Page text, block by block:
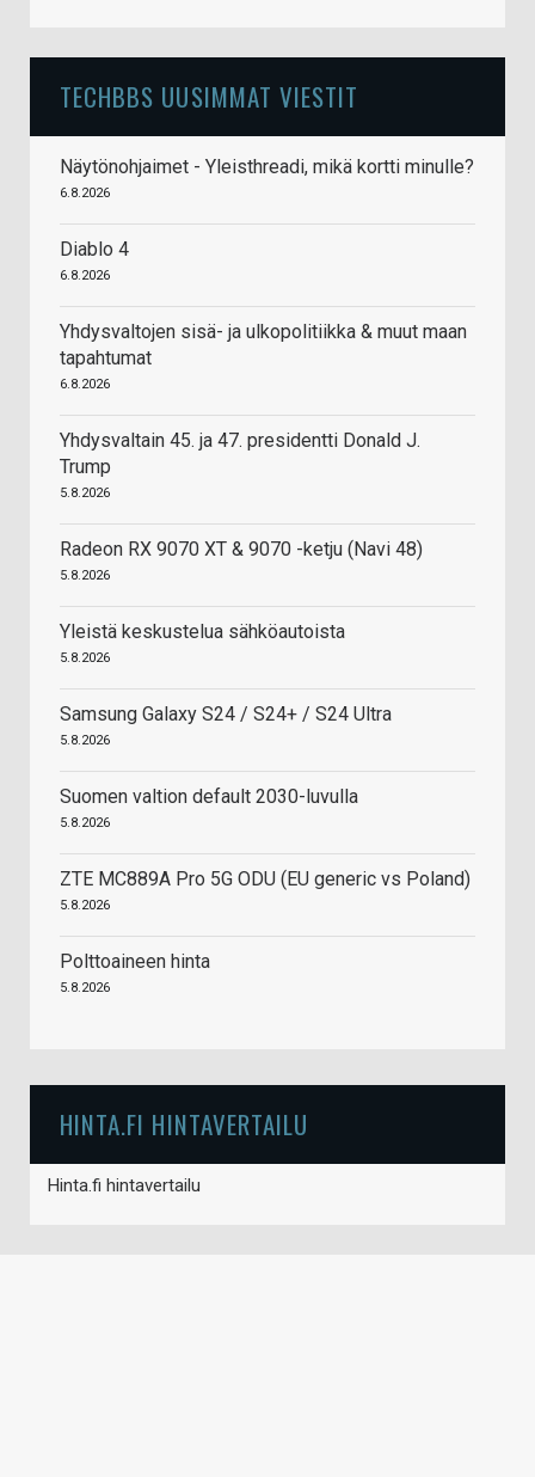
TECHBBS UUSIMMAT VIESTIT
Näytönohjaimet - Yleisthreadi, mikä kortti minulle?
6.8.2026
Diablo 4
6.8.2026
Yhdysvaltojen sisä- ja ulkopolitiikka & muut maan
tapahtumat
6.8.2026
Yhdysvaltain 45. ja 47. presidentti Donald J.
Trump
5.8.2026
Radeon RX 9070 XT & 9070 -ketju (Navi 48)
5.8.2026
Yleistä keskustelua sähköautoista
5.8.2026
Samsung Galaxy S24 / S24+ / S24 Ultra
5.8.2026
Suomen valtion default 2030-luvulla
5.8.2026
ZTE MC889A Pro 5G ODU (EU generic vs Poland)
5.8.2026
Polttoaineen hinta
5.8.2026
HINTA.FI HINTAVERTAILU
Hinta.fi hintavertailu